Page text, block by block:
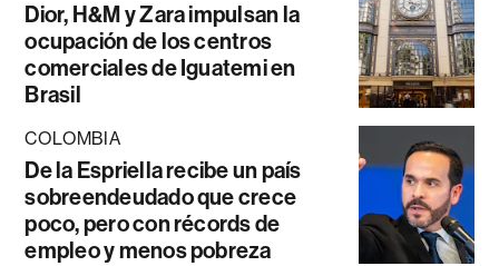
Dior, H&M y Zara impulsan la
ocupación de los centros
comerciales de Iguatemi en
Brasil
COLOMBIA
De la Espriella recibe un país
sobreendeudado que crece
poco, pero con récords de
empleo y menos pobreza